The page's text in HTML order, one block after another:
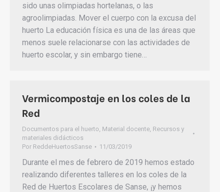
sido unas olimpiadas hortelanas, o las
agroolimpiadas. Mover el cuerpo con la excusa del
huerto La educación física es una de las áreas que
menos suele relacionarse con las actividades de
huerto escolar, y sin embargo tiene…
Vermicompostaje en los coles de la
Red
Documentos para el huerto Material docente Recursos y
materiales didácticos
Por ReddeHuertosSanse 11/03/2019
Durante el mes de febrero de 2019 hemos estado
realizando diferentes talleres en los coles de la
Red de Huertos Escolares de Sanse, ¡y hemos